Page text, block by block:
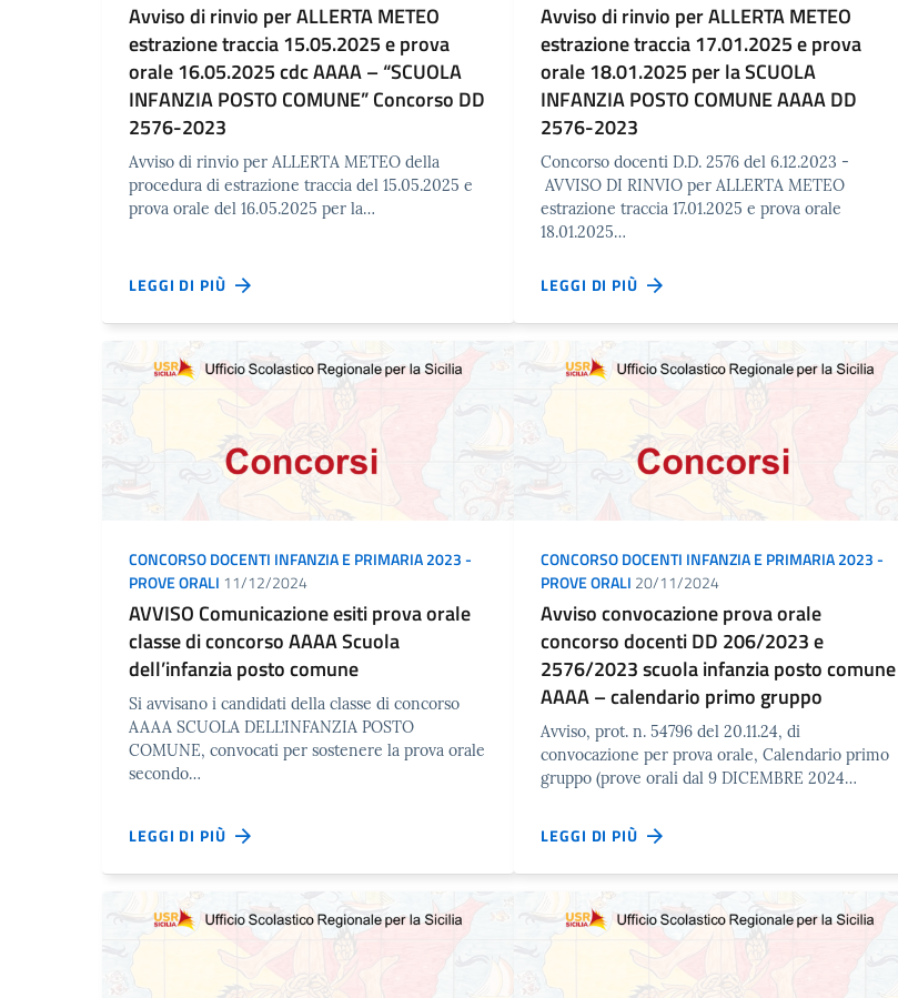
Avviso di rinvio per ALLERTA METEO
estrazione traccia 15.05.2025 e prova
orale 16.05.2025 cdc AAAA – “SCUOLA
INFANZIA POSTO COMUNE” Concorso DD
2576-2023
Avviso di rinvio per ALLERTA METEO della
procedura di estrazione traccia del 15.05.2025 e
prova orale del 16.05.2025 per la…
LEGGI DI PIÙ
Avviso di rinvio per ALLERTA METEO
estrazione traccia 17.01.2025 e prova
orale 18.01.2025 per la SCUOLA
INFANZIA POSTO COMUNE AAAA DD
2576-2023
Concorso docenti D.D. 2576 del 6.12.2023 -
AVVISO DI RINVIO per ALLERTA METEO
estrazione traccia 17.01.2025 e prova orale
18.01.2025…
LEGGI DI PIÙ
CONCORSO DOCENTI INFANZIA E PRIMARIA 2023 -
PROVE ORALI 11/12/2024
AVVISO Comunicazione esiti prova orale
classe di concorso AAAA Scuola
dell’infanzia posto comune
Si avvisano i candidati della classe di concorso
AAAA SCUOLA DELL’INFANZIA POSTO
COMUNE, convocati per sostenere la prova orale
secondo…
LEGGI DI PIÙ
CONCORSO DOCENTI INFANZIA E PRIMARIA 2023 -
PROVE ORALI 20/11/2024
Avviso convocazione prova orale
concorso docenti DD 206/2023 e
2576/2023 scuola infanzia posto comune
AAAA – calendario primo gruppo
Avviso, prot. n. 54796 del 20.11.24, di
convocazione per prova orale, Calendario primo
gruppo (prove orali dal 9 DICEMBRE 2024…
LEGGI DI PIÙ